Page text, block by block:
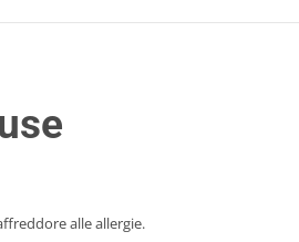
alle allergie.